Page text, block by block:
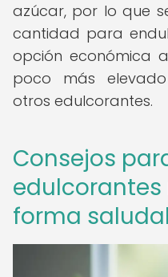
azúcar, por lo que
cantidad para
opción económica
poco más
otros edulcorantes.
Consejos
forma